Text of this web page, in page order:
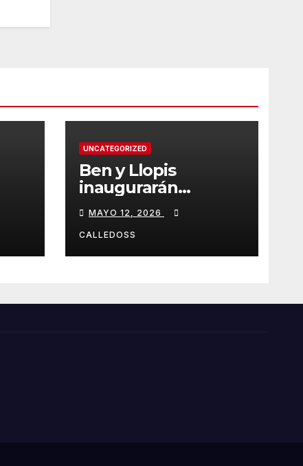
UNCATEGORIZED
Ben y Llopis
inaugurarán
temporada de
Diamond
MAYO 12, 2026
CALLEDOSS